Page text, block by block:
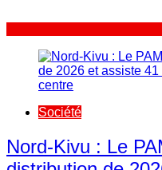
Société
Nord-Kivu : Le